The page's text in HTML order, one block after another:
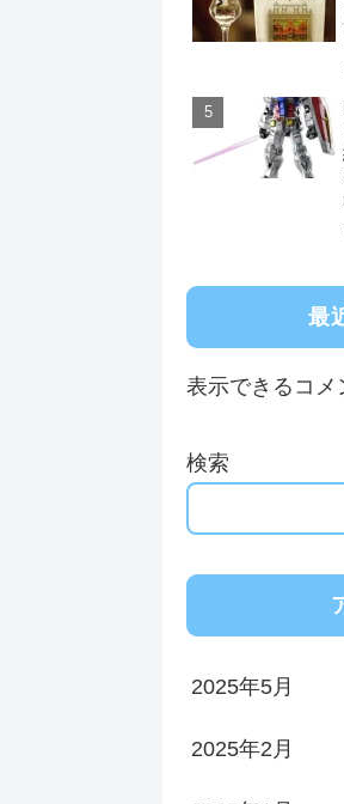
最
表示できるコメ
検索
2025年5月
2025年2月